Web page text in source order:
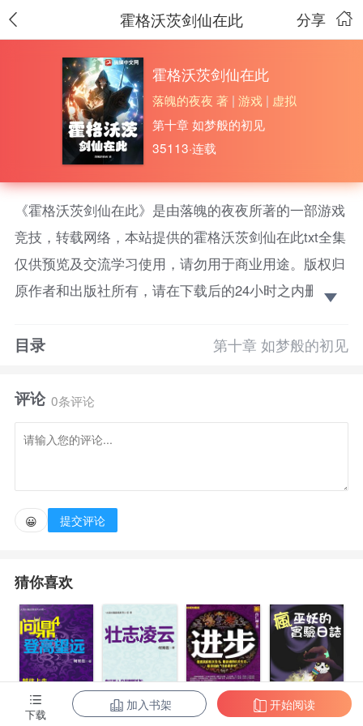
分享
霍格沃茨剑仙在此
霍格沃茨剑仙在此
落魄的夜夜 著 | 游戏 | 虚拟
第十章 如梦般的初见
35113·连载
《霍格沃茨剑仙在此》是由落魄的夜夜所著的一部游戏
竞技，转载网络，本站提供的霍格沃茨剑仙在此txt全集
仅供预览及交流学习使用，请勿用于商业用途。版权归
原作者和出版社所有，请在下载后的24小时之内删除，
人。罗恩：王璃是一个乐于助人的人。赫敏：王璃是一
德拉科：你们放屁！
目录 第十章 如梦般的初见
评论 0条评论
😀 提交评论
猜你喜欢
问鼎4：登高望 问鼎6：壮志凌 进步.
疯巫妖的实验
下载
加入书架 开始阅读